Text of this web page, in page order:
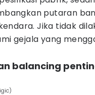
putaran
Jika tidak
gejala yang
balancing